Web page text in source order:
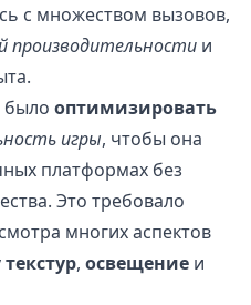
с множеством вызовов,
производительности и
было оптимизировать
игры, чтобы она
платформах без
Это требовало
многих аспектов
, освещение и